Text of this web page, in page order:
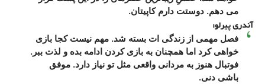
می دهم. دوستت دارم کاپیتان.
آندری پیرلو:
فصل مهمی از زندگی ات بسته شد. مهم نیست کجا بازی
خواهی کرد اما همچنان به بازی کردن ادامه بده و لذت ببر.
فوتبال هنوز به مردانی واقعی مثل تو نیاز دارد. موفق
باشی دنی.